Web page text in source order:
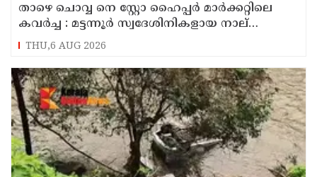
താഴെ ചൊവ്വ നെ സ്റ്റോ ഹൈപ്പർ മാർക്കറ്റിലെ
കവർച്ച : മട്ടന്നൂർ സ്വദേശിനികളായ നാല്
പ്രതികൾ പിടിയിൽ
THU,6 AUG 2026